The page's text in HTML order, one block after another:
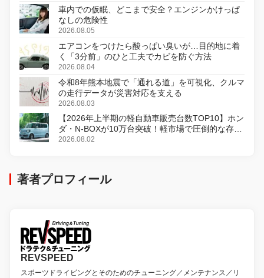
車内での仮眠、どこまで安全？エンジンかけっぱ
なしの危険性
2026.08.05
エアコンをつけたら酸っぱい臭いが…目的地に着
く「3分前」のひと工夫でカビを防ぐ方法
2026.08.04
令和8年熊本地震で「通れる道」を可視化、クルマ
の走行データが災害対応を支える
2026.08.03
【2026年上半期の軽自動車販売台数TOP10】ホン
ダ・N-BOXが10万台突破！軽市場で圧倒的な存在
感
2026.08.02
著者プロフィール
REVSPEED
スポーツドライビングとそのためのチューニング／メンテナンス／リ